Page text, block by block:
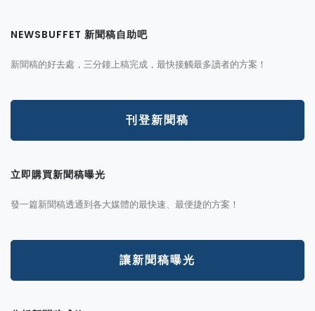
NEWSBUFFET 新聞稿自助吧
新聞稿的好去處，三分鐘上稿完成，最快接觸最多讀者的方案！
刊登新聞稿
立即購買新聞稿曝光
發一篇新聞稿透通到各大媒體的最快速、最便捷的方案！
讓新聞稿曝光